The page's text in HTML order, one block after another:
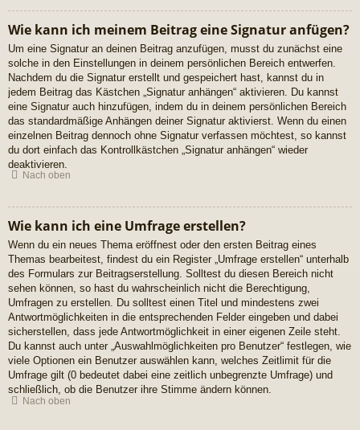
Wie kann ich meinem Beitrag eine Signatur anfügen?
Um eine Signatur an deinen Beitrag anzufügen, musst du zunächst eine
solche in den Einstellungen in deinem persönlichen Bereich entwerfen.
Nachdem du die Signatur erstellt und gespeichert hast, kannst du in
jedem Beitrag das Kästchen „Signatur anhängen“ aktivieren. Du kannst
eine Signatur auch hinzufügen, indem du in deinem persönlichen Bereich
das standardmäßige Anhängen deiner Signatur aktivierst. Wenn du einen
einzelnen Beitrag dennoch ohne Signatur verfassen möchtest, so kannst
du dort einfach das Kontrollkästchen „Signatur anhängen“ wieder
deaktivieren.
Nach oben
Wie kann ich eine Umfrage erstellen?
Wenn du ein neues Thema eröffnest oder den ersten Beitrag eines
Themas bearbeitest, findest du ein Register „Umfrage erstellen“ unterhalb
des Formulars zur Beitragserstellung. Solltest du diesen Bereich nicht
sehen können, so hast du wahrscheinlich nicht die Berechtigung,
Umfragen zu erstellen. Du solltest einen Titel und mindestens zwei
Antwortmöglichkeiten in die entsprechenden Felder eingeben und dabei
sicherstellen, dass jede Antwortmöglichkeit in einer eigenen Zeile steht.
Du kannst auch unter „Auswahlmöglichkeiten pro Benutzer“ festlegen, wie
viele Optionen ein Benutzer auswählen kann, welches Zeitlimit für die
Umfrage gilt (0 bedeutet dabei eine zeitlich unbegrenzte Umfrage) und
schließlich, ob die Benutzer ihre Stimme ändern können.
Nach oben